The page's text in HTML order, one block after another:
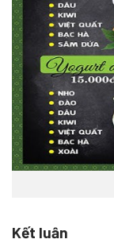
Kết luận